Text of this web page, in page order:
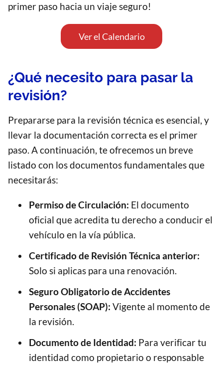
primer paso hacia un viaje seguro!
Ver el Calendario
¿Qué necesito para pasar la
revisión?
Prepararse para la revisión técnica es esencial, y
llevar la documentación correcta es el primer
paso. A continuación, te ofrecemos un breve
listado con los documentos fundamentales que
necesitarás:
Permiso de Circulación: El documento
oficial que acredita tu derecho a conducir el
vehículo en la vía pública.
Certificado de Revisión Técnica anterior:
Solo si aplicas para una renovación.
Seguro Obligatorio de Accidentes
Personales (SOAP): Vigente al momento de
la revisión.
Documento de Identidad: Para verificar tu
identidad como propietario o responsable